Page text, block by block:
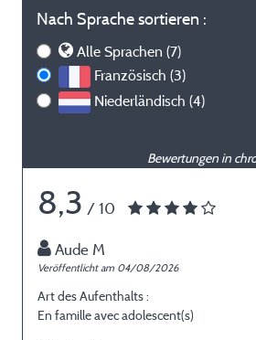
Nach Sprache sortieren :
Alle Sprachen (7)
Französisch (3)
Niederländisch (4)
Bewertungen in
8,3 / 10
Aude M
Veröffentlicht am 04/08/2026
Art des Aufenthalts :
En famille avec adolescent(s)